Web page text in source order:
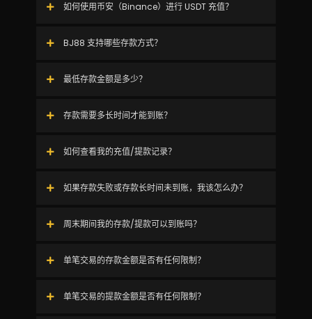
如何使用币安（Binance）进行 USDT 充值？
BJ88 支持哪些存款方式？
最低存款金额是多少？
存款需要多长时间才能到账？
如何查看我的充值/提款记录？
如果存款失败或存款长时间未到账，我该怎么办？
周末期间我的存款/提款可以到账吗？
单笔交易的存款金额是否有任何限制？
单笔交易的提款金额是否有任何限制？